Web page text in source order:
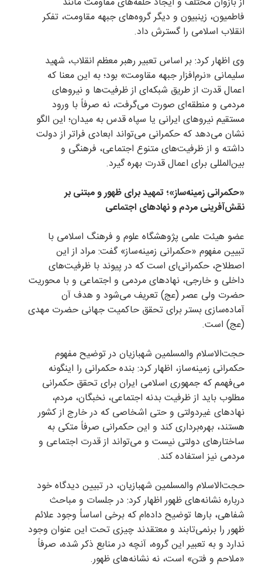
فاطمیون، زینبیون و دیگر گروه‌های جبهه مقاومت، تفکر
انقلاب اسلامی را گسترش داد.
وی اظهار کرد: بر اساس تعبیر رهبر معظم انقلاب، شهید
سلیمانی «نرم‌افزار جبهه مقاومت» بود؛ به این معنا که
اعمال قدرت از طریق شبکه‌ای از ظرفیت‌ها و نیرو‌های
مردمی و منطقه‌ای صورت می‌گرفت، نه صرفاً با ورود
مستقیم نیرو‌های ایرانی یا سپاه قدس به میدان؛ این الگو
نشان می‌دهد که حکمرانی می‌تواند ابعادی فراتر از دولت
داشته و از ظرفیت‌های متنوع اجتماعی، فرهنگی و
بین‌المللی برای اعمال قدرت بهره گیرد.
«حکمرانی زمینه‌ساز»؛ تمهید برای ظهور و مبتنی بر
نقش‌آفرینی مردم و نهاد‌های اجتماعی
عضو هیئت علمی پژوهشگاه علوم و فرهنگ اسلامی با
تبیین مفهوم «حکمرانی زمینه‌ساز» گفت: مراد از این
اصطلاح، حکمرانی‌ای است که در پیوند با ظرفیت‌های
داخلی و خارجی، نهاد‌های مردمی و اجتماعی و با محوریت
حضرت ولی عصر (عج) تعریف می‌شود و هدف آن
آماده‌سازی بستر برای تحقق حاکمیت جهانی حضرت مهدی
(عج) است.
حجت‌الاسلام والمسلمین شهبازیان در توضیح مفهوم
حکمرانی زمینه‌ساز، اظهار کرد: بنده حکمرانی را اینگونه
می‌فهمم که جمهوری اسلامی ایران برای تحقق حکمرانی
مطلوب باید از ظرفیت بدنه اجتماعی، نخبگان، مردم،
نهاد‌های غیردولتی و حتی اشخاصی که در خارج از کشور
هستند، بهره‌برداری کند و این حکمرانی صرفاً متکی به
ساختار‌های دولتی نیست و می‌تواند از قدرت اجتماعی و
مردمی نیز استفاده کند.
حجت‌الاسلام والمسلمین شهبازیان، در تبیین دیدگاه خود
درباره نشانه‌های ظهور اظهار کرد: در جلسات و مباحث
شفاهی، بار‌ها توضیح داده‌ام که برخی اساساً وجود علائم
ظهور را برنمی‌تابند و معتقدند چیزی تحت این عنوان وجود
ندارد و به تعبیر این گروه، آنچه در منابع ذکر شده، صرفاً
«ملاحم و فتن» است، نه نشانه‌های ظهور.